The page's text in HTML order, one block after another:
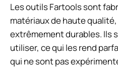
Les outils Fartools sont
matériaux de haute
extrêmement durables. Ils
utiliser, ce qui les rend
qui ne sont pas